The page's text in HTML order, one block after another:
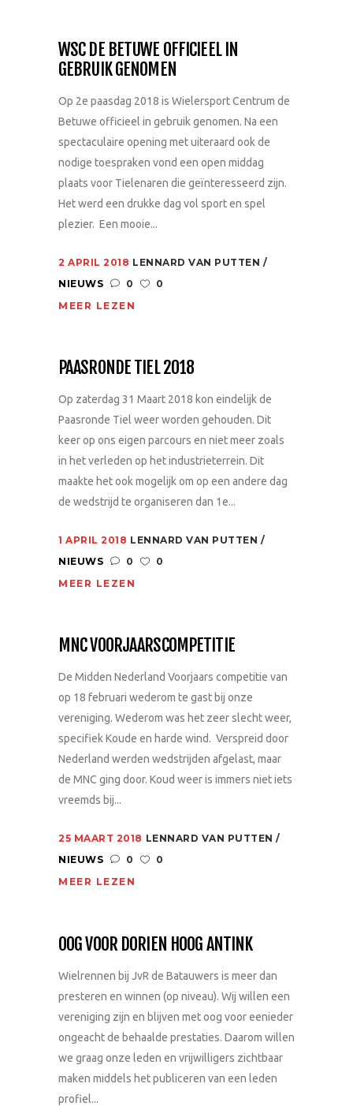
WSC DE BETUWE OFFICIEEL IN
GEBRUIK GENOMEN
Op 2e paasdag 2018 is Wielersport Centrum de
Betuwe officieel in gebruik genomen. Na een
spectaculaire opening met uiteraard ook de
nodige toespraken vond een open middag
plaats voor Tielenaren die geïnteresseerd zijn.
Het werd een drukke dag vol sport en spel
plezier. Een mooie...
2 APRIL 2018 LENNARD VAN PUTTEN
NIEUWS
0
0
MEER LEZEN
PAASRONDE TIEL 2018
Op zaterdag 31 Maart 2018 kon eindelijk de
Paasronde Tiel weer worden gehouden. Dit
keer op ons eigen parcours en niet meer zoals
in het verleden op het industrieterrein. Dit
maakte het ook mogelijk om op een andere dag
de wedstrijd te organiseren dan 1e...
1 APRIL 2018 LENNARD VAN PUTTEN
NIEUWS
0
0
MEER LEZEN
MNC VOORJAARSCOMPETITIE
De Midden Nederland Voorjaars competitie van
op 18 februari wederom te gast bij onze
vereniging. Wederom was het zeer slecht weer,
specifiek Koude en harde wind. Verspreid door
Nederland werden wedstrijden afgelast, maar
de MNC ging door. Koud weer is immers niet iets
vreemds bij...
25 MAART 2018 LENNARD VAN PUTTEN
NIEUWS
0
0
MEER LEZEN
OOG VOOR DORIEN HOOG ANTINK
Wielrennen bij JvR de Batauwers is meer dan
presteren en winnen (op niveau). Wij willen een
vereniging zijn en blijven met oog voor eenieder
ongeacht de behaalde prestaties. Daarom willen
we graag onze leden en vrijwilligers zichtbaar
maken middels het publiceren van een leden
profiel...